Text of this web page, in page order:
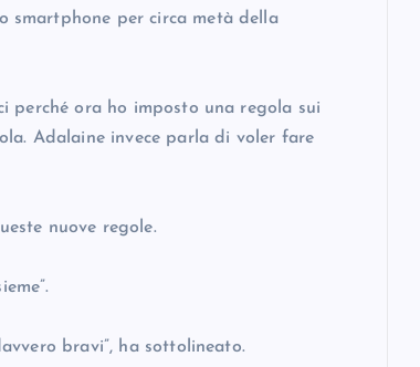
smartphone per circa metà della
perché ora ho imposto una regola sui
Adalaine invece parla di voler fare
nuove regole.
bravi”, ha sottolineato.